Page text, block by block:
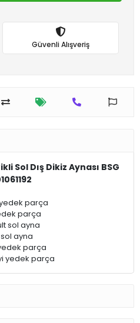
Güvenli Alışveriş
Sol Dış Dikiz Aynası BSG
parça
parça
sol ayna
ayna
parça
yedek parça